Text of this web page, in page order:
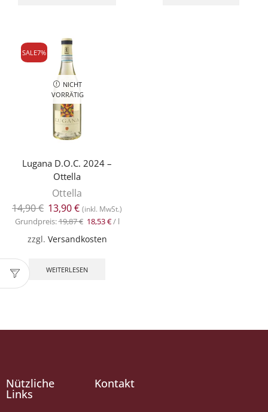
SALE7%
NICHT
VORRÄTIG
Lugana D.O.C. 2024 –
Ottella
Ottella
14,90€ 13,90€ (inkl. MwSt.)
Grundpreis:19,87€ 18,53€/ l
zzgl. Versandkosten
WEITERLESEN
Kontakt
Nützliche
Links